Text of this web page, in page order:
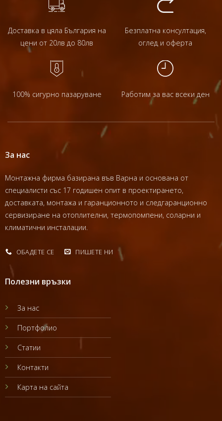
Доставка в цяла България на
цени от 20лв до 80лв
Безплатна консултация,
оглед и оферта
100% сигурно пазаруване Работим за вас всеки ден
За нас
Монтажна фирма базирана във Варна и основана от
специалисти със 17 годишен опит в проектирането,
доставката, монтажа и гаранционното и следгаранционно
сервизиране на отоплителни, термопомпени, соларни и
климатични инсталации.
ОБАДЕТЕ СЕ ПИШЕТЕ НИ
Полезни връзки
За нас
Портфолио
Статии
Контакти
Карта на сайта